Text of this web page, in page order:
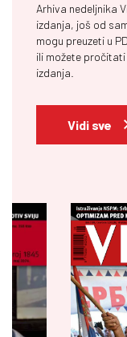
Arhiva nedeljnika
izdanja, još od
mogu preuzeti u
ili možete
izdanja.
Vidi sve